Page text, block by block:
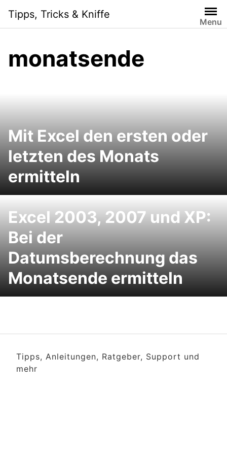
content
Tipps, Tricks & Kniffe
Menu
monatsende
Mit Excel den ersten oder
letzten des Monats
ermitteln
Excel 2003, 2007 und XP:
Bei der
Datumsberechnung das
Monatsende ermitteln
Tipps, Anleitungen, Ratgeber, Support und
mehr